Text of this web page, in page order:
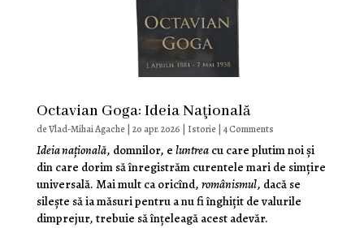
Octavian Goga: Ideia Naţională
deVlad-Mihai Agache| 20 apr. 2026 Istorie| 4 Comments
Ideia naţională, domnilor, e luntreacu care plutim noi şi
din care dorim să înregistrăm curentele mari de simţire
universală. Mai mult ca oricînd, românismul, dacă se
sileşte să ia măsuri pentru a nu fi înghiţit de valurile
dimprejur, trebuie să înţeleagă acest adevăr.